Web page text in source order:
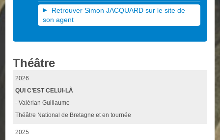
Retrouver Simon JACQUARD sur le site de
son agent
Théâtre
2026
QUI C’EST CELUI-LÀ
- Valérian Guillaume
Théâtre National de Bretagne et en tournée
2025